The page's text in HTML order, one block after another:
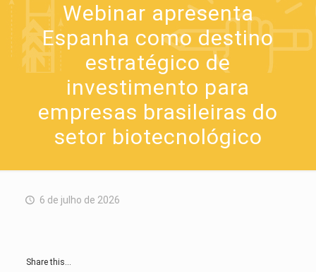
Webinar apresenta
Espanha como destino
estratégico de
investimento para
empresas brasileiras do
setor biotecnológico
6 de julho de 2026
Share this...